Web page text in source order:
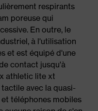
respirants
poreuse qui
En outre, le
à l'utilisation
et est équipé d'une
contact jusqu'à
athletic lite xt
avec la quasi-
téléphones mobiles